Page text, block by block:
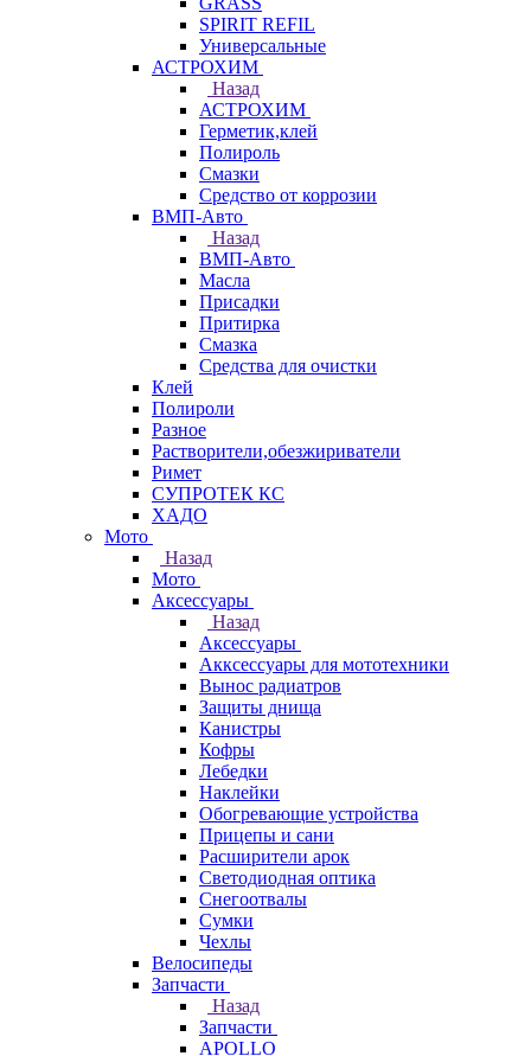
SPIRIT REFIL
Универсальные
АСТРОХИМ
Назад
АСТРОХИМ
Герметик,клей
Полироль
Смазки
Средство от коррозии
ВМП-Авто
Назад
ВМП-Авто
Масла
Присадки
Притирка
Смазка
Средства для очистки
Клей
Полироли
Разное
Растворители,обезжириватели
Римет
СУПРОТЕК КС
ХАДО
Мото
Назад
Мото
Аксессуары
Назад
Аксессуары
Акксессуары для мототехники
Вынос радиатров
Защиты днища
Канистры
Кофры
Лебедки
Наклейки
Обогревающие устройства
Прицепы и сани
Расширители арок
Светодиодная оптика
Снегоотвалы
Сумки
Чехлы
Велосипеды
Запчасти
Назад
Запчасти
APOLLO